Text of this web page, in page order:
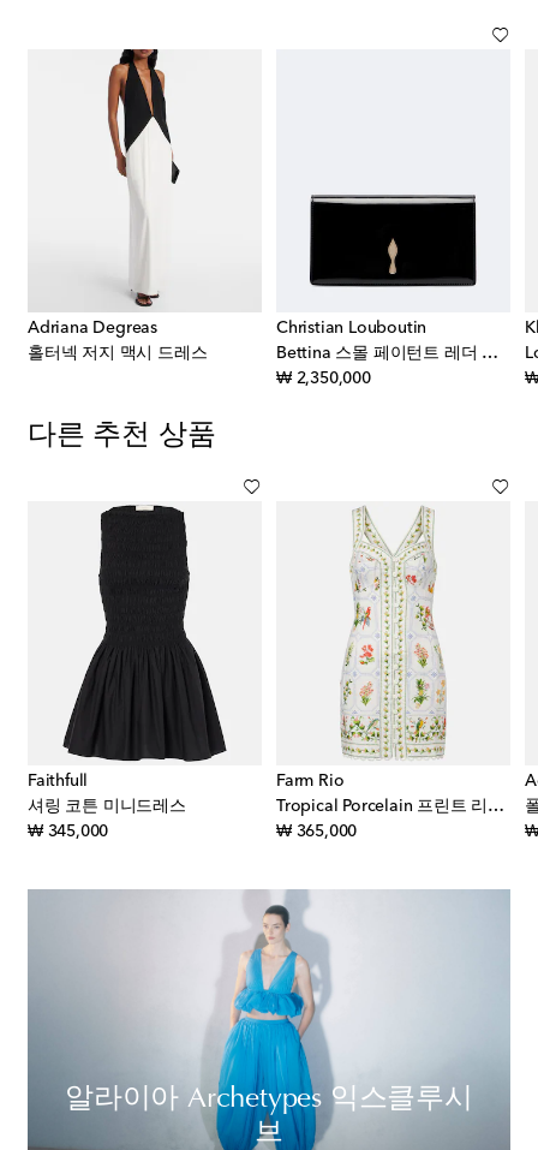
Adriana Degreas
홀터넥 저지 맥시 드레스
Christian Louboutin
Bettina 스몰 페이턴트 레더 클러치
₩ 2,350,000original price
₩
다른 추천 상품
Faithfull
셔링 코튼 미니드레스
₩ 345,000original price
Farm Rio
Tropical Porcelain 프린트 리넨 미니드레스
₩ 365,000original price ₩
알라이아 Archetypes 익스클루시
브